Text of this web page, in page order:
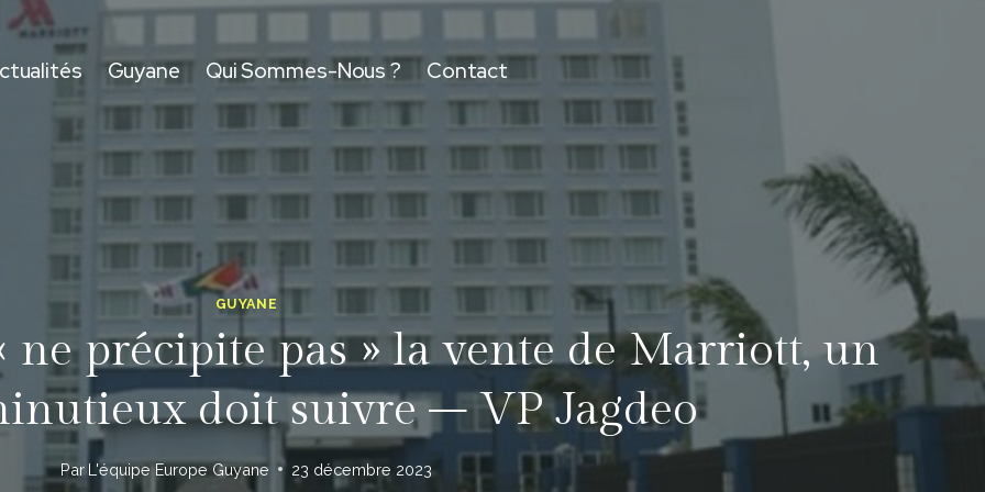
Guyane Qui Sommes-Nous ? Contact
GUYANE
ne précipite pas » la vente de Marriott, un
doit suivre – VP Jagdeo
Par L'équipe Europe Guyane 23 décembre 2023